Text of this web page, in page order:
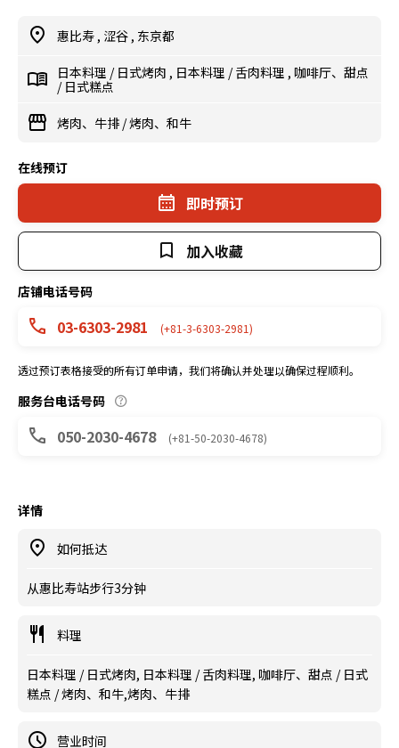
惠比寿 , 涩谷 , 东京都
日本料理 / 日式烤肉 , 日本料理 /舌肉料理 , 咖啡厅、甜点
/ 日式糕点
烤肉、牛排 /烤肉、和牛
在线预订
即时预订
加入收藏
店铺电话号码
03-6303-2981 (+81-3-6303-2981)
透过预订表格接受的所有订单申请，我们将确认并处理以确保过程顺利。
服务台电话号码
050-2030-4678 (+81-50-2030-4678)
详情
如何抵达
从惠比寿站步行3分钟
料理
日本料理 / 日式烤肉, 日本料理 / 舌肉料理, 咖啡厅、甜点 / 日式
糕点 / 烤肉、和牛,烤肉、牛排
营业时间